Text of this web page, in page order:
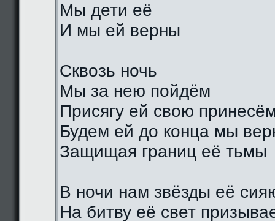
Мы дети её
И мы ей верны
Сквозь ночь
Мы за нею пойдём
Присягу ей свою
Будем ей до конца мы
Защищая границ её тьмы
В ночи нам звёзды её
На битву её свет